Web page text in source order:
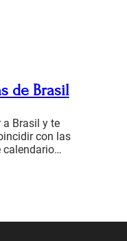
de Brasil
Brasil y te
con las
calendario…